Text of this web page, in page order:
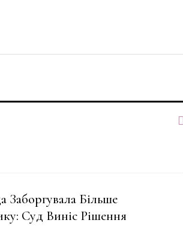
Заборгувала Більше
Суд Виніс Рішення